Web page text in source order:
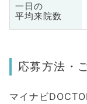
一日の
平均来院数
応募方法・
マイナビ